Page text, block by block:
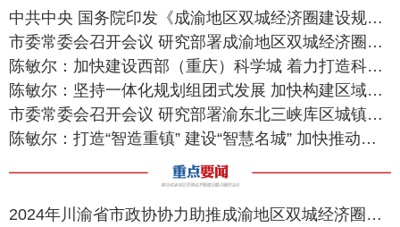
中共中央 国务院印发《成渝地区双城经济圈建设规划纲要》
市委常委会召开会议 研究部署成渝地区双城经济圈建设工作
陈敏尔：加快建设西部（重庆）科学城 着力打造科技创新中心
陈敏尔：坚持一体化规划组团式发展 加快构建区域协调发展新格局
市委常委会召开会议 研究部署渝东北三峡库区城镇群和渝东南武陵山区城镇群发展
陈敏尔：打造“智造重镇” 建设“智慧名城” 加快推动数字经济高质量发展
2024年川渝省市政协协力助推成渝地区双城经济圈建设联席会议召开